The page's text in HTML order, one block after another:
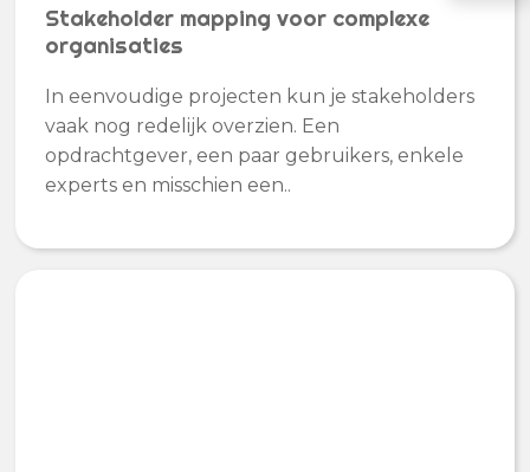
Stakeholder mapping voor complexe
organisaties
In eenvoudige projecten kun je stakeholders
vaak nog redelijk overzien. Een
opdrachtgever, een paar gebruikers, enkele
experts en misschien een..